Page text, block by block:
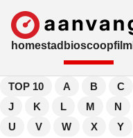
homestad bioscoopfilm
TOP 10 A B C
J
K L M N
U
V W X Y